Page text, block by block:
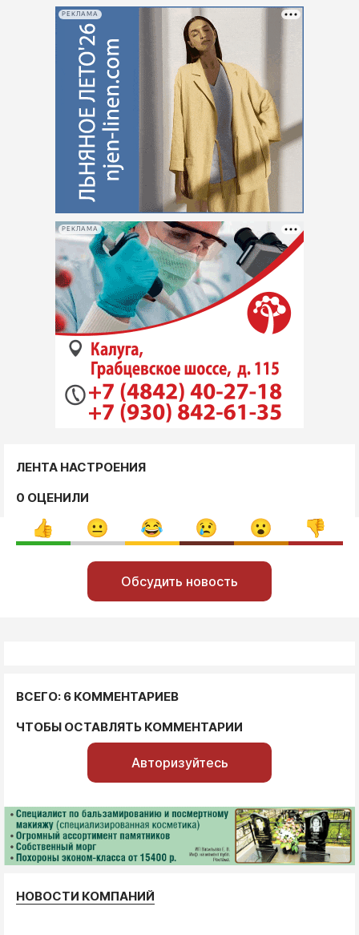
РЕКЛАМА
РЕКЛАМА
ЛЕНТА НАСТРОЕНИЯ
0 ОЦЕНИЛИ
Обсудить новость
ВСЕГО: 6 КОММЕНТАРИЕВ
ЧТОБЫ ОСТАВЛЯТЬ КОММЕНТАРИИ
Авторизуйтесь
НОВОСТИ КОМПАНИЙ